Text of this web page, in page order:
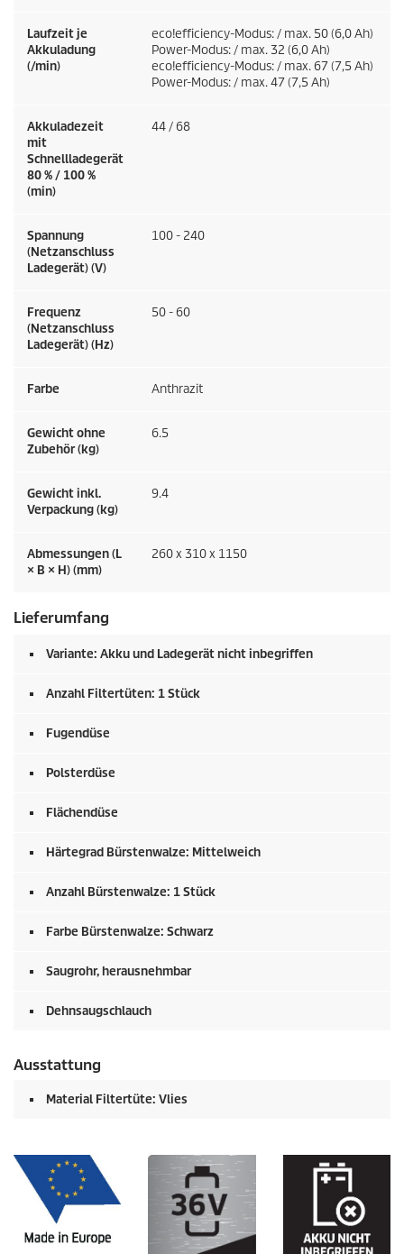
Laufzeit je
Akkuladung
(/min)
eco!efficiency-Modus: / max. 50 (6,0 Ah)
Power-Modus: / max. 32 (6,0 Ah)
eco!efficiency-Modus: / max. 67 (7,5 Ah)
Power-Modus: / max. 47 (7,5 Ah)
Akkuladezeit
mit
Schnellladegerät
80 % / 100 %
(min)
44 / 68
Spannung
(Netzanschluss
Ladegerät) (V)
100 - 240
Frequenz
(Netzanschluss
Ladegerät) (Hz)
50 - 60
Farbe Anthrazit
Gewicht ohne
Zubehör (kg)
6.5
Gewicht inkl.
Verpackung (kg)
9.4
Abmessungen (L
× B × H) (mm)
260 x 310 x 1150
Lieferumfang
Variante: Akku und Ladegerät nicht inbegriffen
Anzahl Filtertüten: 1 Stück
Fugendüse
Polsterdüse
Flächendüse
Härtegrad Bürstenwalze: Mittelweich
Anzahl Bürstenwalze: 1 Stück
Farbe Bürstenwalze: Schwarz
Saugrohr, herausnehmbar
Dehnsaugschlauch
Ausstattung
Material Filtertüte: Vlies